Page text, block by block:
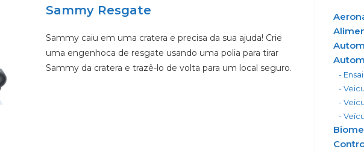
Sammy Resgate
Sammy caiu em uma cratera e precisa da sua ajuda! Crie
uma engenhoca de resgate usando uma polia para tirar
Sammy da cratera e trazê-lo de volta para um local seguro.
-
-
-
-